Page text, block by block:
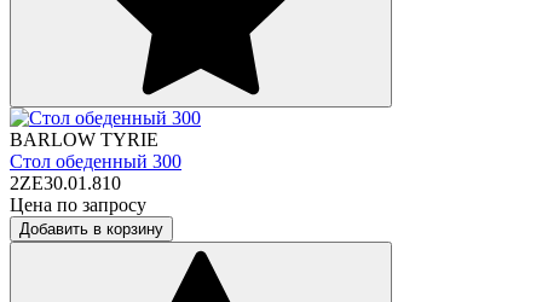
BARLOW TYRIE
Стол обеденный 300
2ZE30.01.810
Цена по запросу
Добавить в корзину